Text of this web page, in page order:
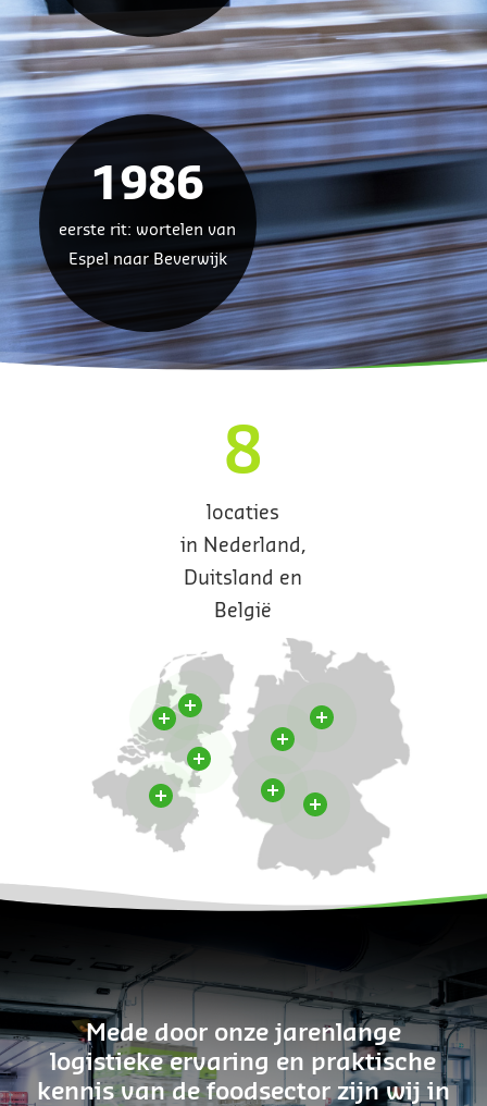
1986
eerste rit: wortelen van
Espel naar Beverwijk
8
locaties
in Nederland,
Duitsland en
België
Mede door onze jarenlange
logistieke ervaring en praktische
kennis van de foodsector zijn wij in